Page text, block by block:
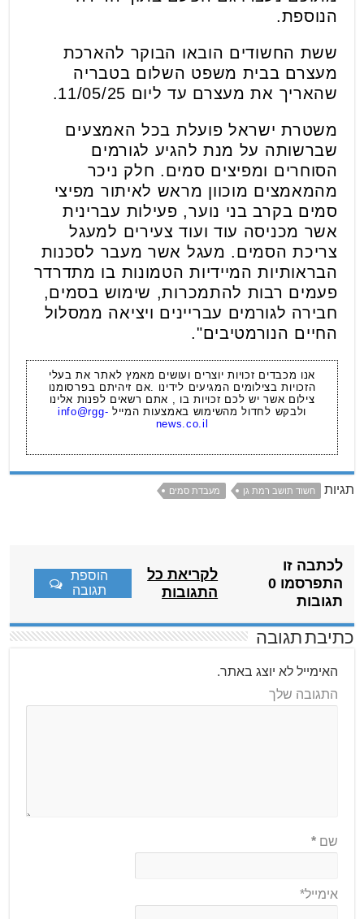
הנוספת.
ששת החשודים הובאו הבוקר להארכת
מעצרם בבית משפט השלום בטבריה
שהאריך את מעצרם עד ליום 11/05/25.
משטרת ישראל פועלת בכל האמצעים
שברשותה על מנת להגיע לגורמים
הסוחרים ומפיצים סמים. חלק ניכר
מהמאמצים מוכוון מראש לאיתור מפיצי
סמים בקרב בני נוער, פעילות עברינית
אשר מכניסה עוד ועוד צעירים למעגל
צריכת הסמים. מעגל אשר מעבר לסכנות
הבראותיות המיידיות הטמונות בו מתדרדר
פעמים רבות להתמכרות, שימוש בסמים,
חבירה לגורמים עבריינים ויציאה ממסלול
החיים הנורמטיבים".
אנו מכבדים זכויות יוצרים ועושים מאמץ לאתר את בעלי
הזכויות בצילומים המגיעים לידינו .אם זיהיתם בפרסומנו
צילום אשר יש לכם זכויות בו , אתם רשאים לפנות אלינו
ולבקש לחדול מהשימוש באמצעות המייל info@rgg-
news.co.il
תגיות חשוד תושב רמת גן מעבדת סמים
לכתבה זו
התפרסמו 0
תגובות
לקריאת כל
התגובות
הוספת
תגובה
כתיבת תגובה
האימייל לא יוצג באתר.
התגובה שלך
שם*
אימייל*